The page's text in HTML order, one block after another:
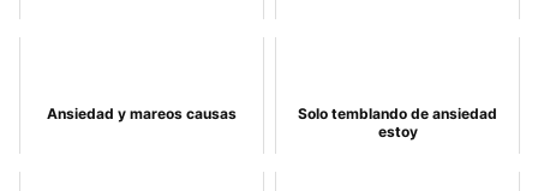
Ansiedad y mareos causas
Solo temblando de ansiedad
estoy